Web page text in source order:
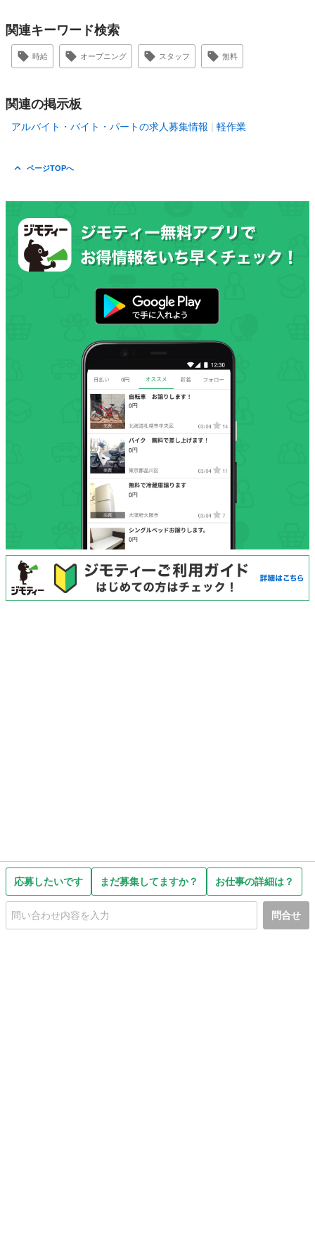
応募したいです まだ募集してますか？ お仕事の詳細は？
問合せ
関連キーワード検索
時給 オープニング スタッフ 無料
関連の掲示板
アルバイト・バイト・パートの求人募集情報 軽作業
ページTOPへ